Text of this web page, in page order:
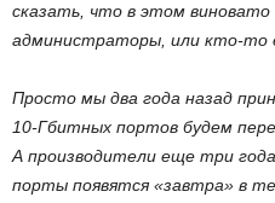
сказать, что в этом
администраторы, или кто-то
Просто мы два года назад
10-Гбитных портов будем
А производители еще три
порты появятся «завтра» в